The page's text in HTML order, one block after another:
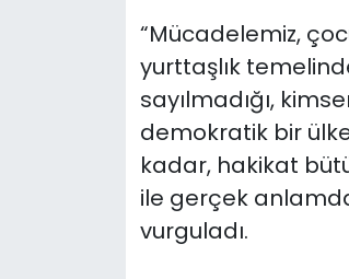
“Mücadelemiz,
yurttaşlık
sayılmadığı,
demokratik bir
kadar, hakikat
ile gerçek
vurguladı.